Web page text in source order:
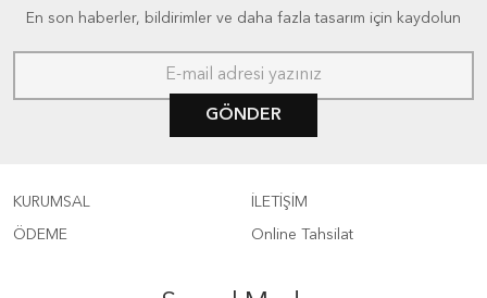
En son haberler, bildirimler ve daha fazla tasarım için kaydolun
GÖNDER
KURUMSAL
ÖDEME
İLETİŞİM
Online Tahsilat